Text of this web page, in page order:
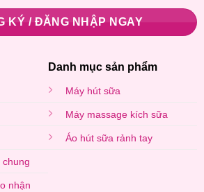
KÝ / ĐĂNG NHẬP NGAY
nhận
Danh mục sản phẩm
Máy hút sữa
Máy massage kích sữa
Áo hút sữa rảnh tay